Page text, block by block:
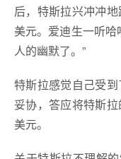
后，特斯拉兴冲冲
美元。爱迪生一听
人的幽默了。”
特斯拉感觉自己受
妥协，答应将特斯
美元。